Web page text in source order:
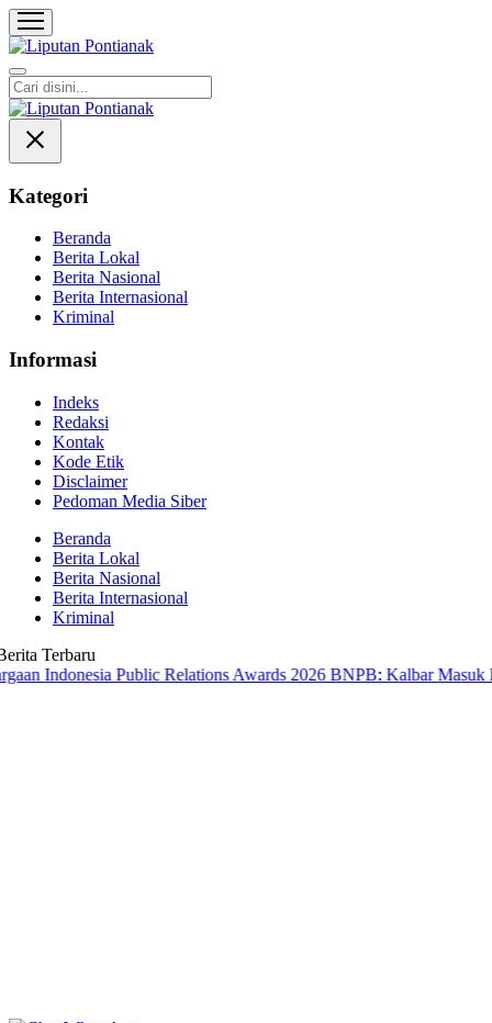
Liputan Pontianak
Berita Terkini dan TerUpdate
Kategori
Beranda
Berita Lokal
Berita Nasional
Berita Internasional
Kriminal
Informasi
Indeks
Redaksi
Kontak
Kode Etik
Disclaimer
Pedoman Media Siber
Beranda
Berita Lokal
Berita Nasional
Berita Internasional
Kriminal
Terbaru
Public Relations Awards 2026 BNPB: Kalbar Masuk Prioritas